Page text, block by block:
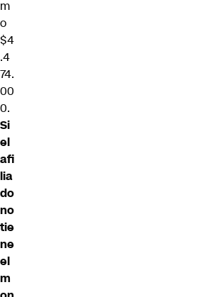
m
o
$4
.4
74.
00
0.
Si
el
afi
lia
do
no
tie
ne
el
m